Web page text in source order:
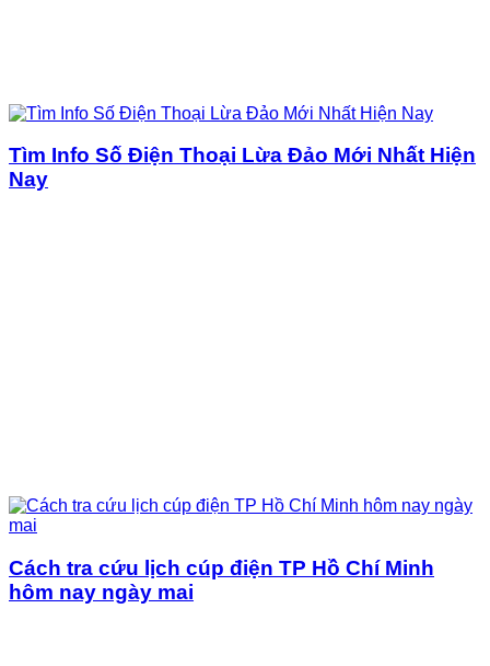
Tìm Info Số Điện Thoại Lừa Đảo Mới Nhất Hiện
Nay
Cách tra cứu lịch cúp điện TP Hồ Chí Minh
hôm nay ngày mai